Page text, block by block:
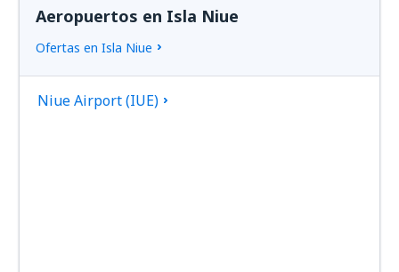
Aeropuertos en Isla Niue
Ofertas en Isla Niue
Niue Airport (IUE)